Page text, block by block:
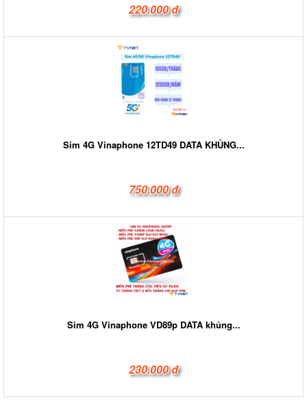
220.000 đ
Sim 4G Vinaphone 12TD49 DATA KHỦNG...
750.000 đ
Sim 4G Vinaphone VD89p DATA khủng...
230.000 đ